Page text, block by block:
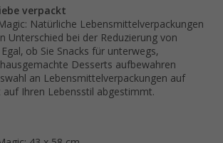
verpackt
Natürliche Lebensmittelverpackungen
Unterschied bei der Reduzierung von
ob Sie Snacks für unterwegs,
Desserts aufbewahren
an Lebensmittelverpackungen auf
auf Ihren Lebensstil abgestimmt.